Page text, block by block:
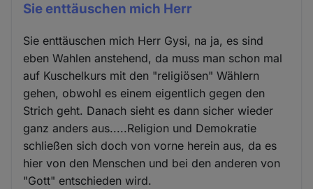
Sie enttäuschen mich Herr
Sie enttäuschen mich Herr Gysi, na ja, es sind
eben Wahlen anstehend, da muss man schon mal
auf Kuschelkurs mit den "religiösen" Wählern
gehen, obwohl es einem eigentlich gegen den
Strich geht. Danach sieht es dann sicher wieder
ganz anders aus.....Religion und Demokratie
schließen sich doch von vorne herein aus, da es
hier von den Menschen und bei den anderen von
"Gott" entschieden wird.